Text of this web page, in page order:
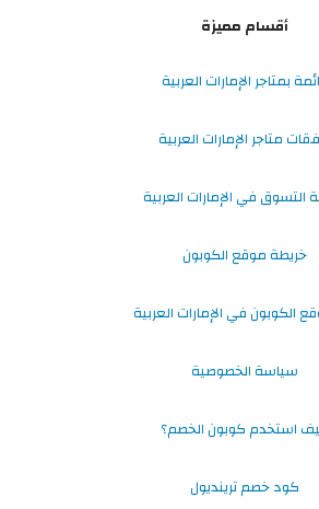
أقسام مميزة
بمتاجر الإمارات العربية
متاجر الإمارات العربية
التسوق في الإمارات العربية
خريطة موقع الكوبون
الكوبون في الإمارات العربية
سياسة الخصوصية
استخدم كوبون الخصم؟
كود خصم ترينديول